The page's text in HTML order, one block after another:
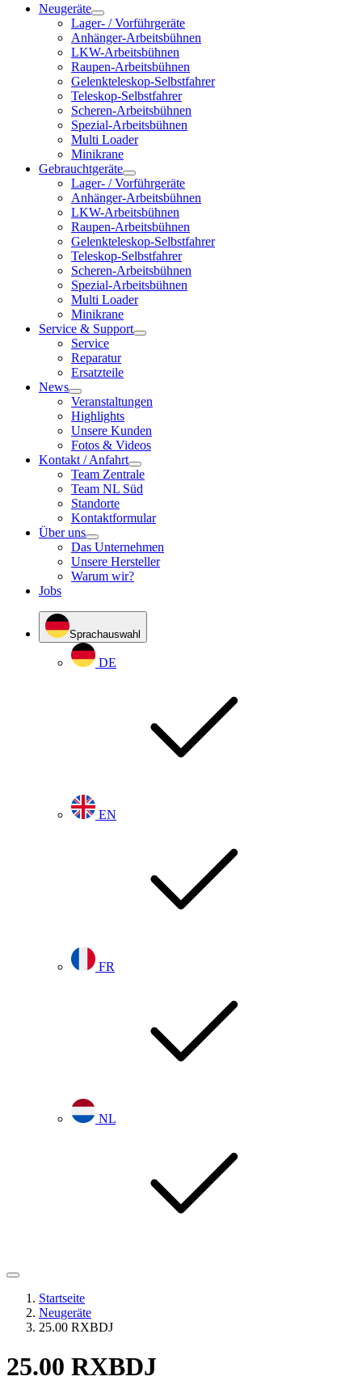
Neugeräte
Lager- / Vorführgeräte
Anhänger-Arbeitsbühnen
LKW-Arbeitsbühnen
Raupen-Arbeitsbühnen
Gelenkteleskop-Selbstfahrer
Teleskop-Selbstfahrer
Scheren-Arbeitsbühnen
Spezial-Arbeitsbühnen
Multi Loader
Minikrane
Gebrauchtgeräte
Lager- / Vorführgeräte
Anhänger-Arbeitsbühnen
LKW-Arbeitsbühnen
Raupen-Arbeitsbühnen
Gelenkteleskop-Selbstfahrer
Teleskop-Selbstfahrer
Scheren-Arbeitsbühnen
Spezial-Arbeitsbühnen
Multi Loader
Minikrane
Service & Support
Service
Reparatur
Ersatzteile
News
Veranstaltungen
Highlights
Unsere Kunden
Fotos & Videos
Kontakt / Anfahrt
Team Zentrale
Team NL Süd
Standorte
Kontaktformular
Über uns
Das Unternehmen
Unsere Hersteller
Warum wir?
Jobs
Sprachauswahl
DE
EN
FR
NL
Startseite
Neugeräte
25.00 RXBDJ
25.00 RXBDJ